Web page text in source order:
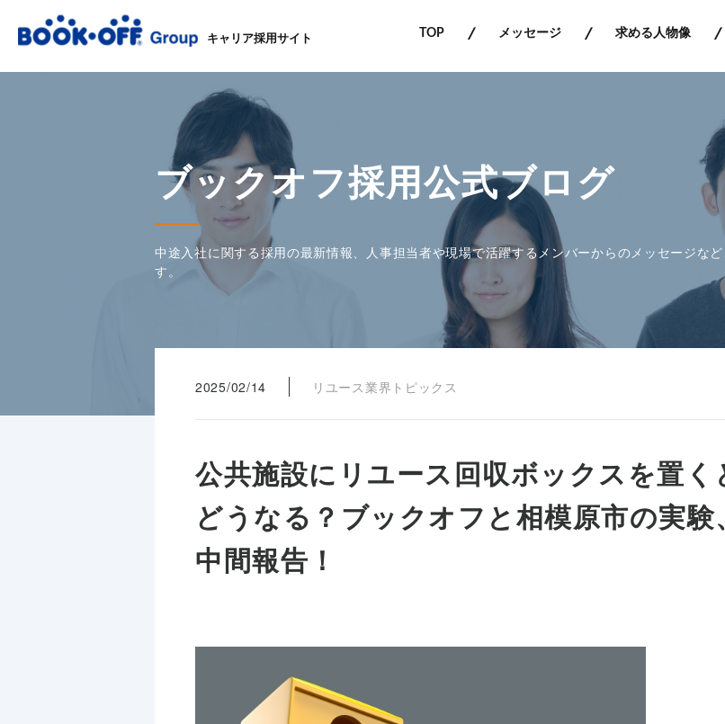
キャリア採用サイト TOP メッセージ 求める人物像
ブックオフ採用公式ブログ
中途入社に関する採用の最新情報、人事担当者や現場で活躍するメンバーからのメッセージな
す。
2025/02/14 リユース業界トピックス
公共施設にリユース回収ボックスを置く
どうなる？ブックオフと相模原市の実験、
中間報告！